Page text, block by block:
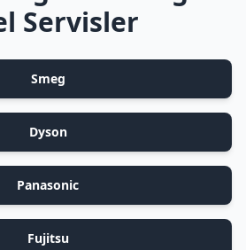
Servisler
Smeg
Dyson
Panasonic
Fujitsu